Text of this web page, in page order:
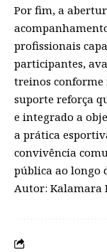
Por fim, a
profissionais
participantes,
treinos conforme
suporte reforça
e integrado a
a prática
convivência
pública ao longo
Autor: Kalamara